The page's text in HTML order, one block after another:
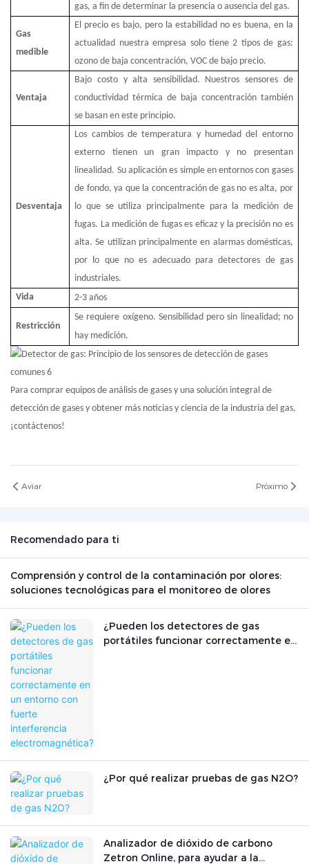
gas, a fin de determinar la presencia o ausencia del gas.
Gas
medible
El precio es bajo, pero la estabilidad no es buena, en la
actualidad nuestra empresa solo tiene 2 tipos de gas:
ozono de baja concentración, VOC de bajo precio.
Ventaja
Bajo costo y alta sensibilidad. Nuestros sensores de
conductividad térmica de baja concentración también
se basan en este principio.
Desventaja
Los cambios de temperatura y humedad del entorno
externo tienen un gran impacto y no presentan
linealidad. Su aplicación es simple en entornos con gases
de fondo, ya que la concentración de gas no es alta, por
lo que se utiliza principalmente para la medición de
fugas. La medición de fugas es eficaz y la precisión no es
alta. Se utilizan principalmente en alarmas domésticas,
por lo que no es adecuado para detectores de gas
industriales.
Vida
2-3 años
Restricción
Se requiere oxígeno. Sensibilidad pero sin linealidad; no
hay medición.
Para comprar equipos de análisis de gases y una solución integral de
detección de gases y obtener más noticias y ciencia de la industria del gas,
¡contáctenos!
Aviar Próximo
Recomendado para ti
Comprensión y control de la contaminación por olores:
soluciones tecnológicas para el monitoreo de olores
¿Pueden los detectores de gas
portátiles funcionar correctamente en
¿Por qué realizar pruebas de gas N2O?
Analizador de dióxido de carbono
Zetron Online, para ayudar a la